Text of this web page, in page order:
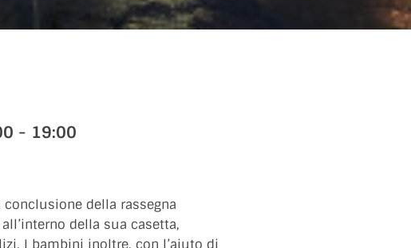
- 19:00
della rassegna
della sua casetta,